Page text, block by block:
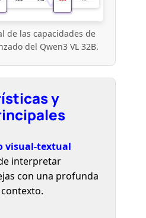
de las capacidades de
del Qwen3 VL 32B.
y
visual-textual
interpretar
con una profunda